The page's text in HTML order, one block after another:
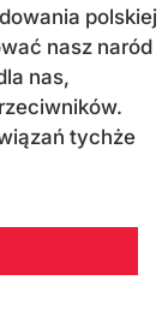
polskiej
nasz naród
nas,
tychże